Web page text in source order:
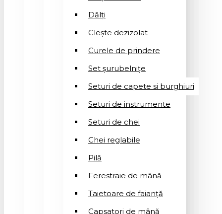
Dălți
Clește dezizolat
Curele de prindere
Set șurubelnițe
Seturi de capete si burghiuri
Seturi de instrumente
Seturi de chei
Chei reglabile
Pilă
Ferestraie de mână
Taietoare de faianță
Capsatori de mână